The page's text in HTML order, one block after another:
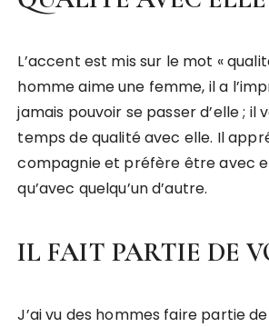
L’accent est mis sur le mot «
homme aime une femme, il a
jamais pouvoir se passer d’elle ; il
temps de qualité avec elle. Il
compagnie et préfère être avec
qu’avec quelqu’un d’autre.
IL FAIT PARTIE DE
J’ai vu des hommes faire partie